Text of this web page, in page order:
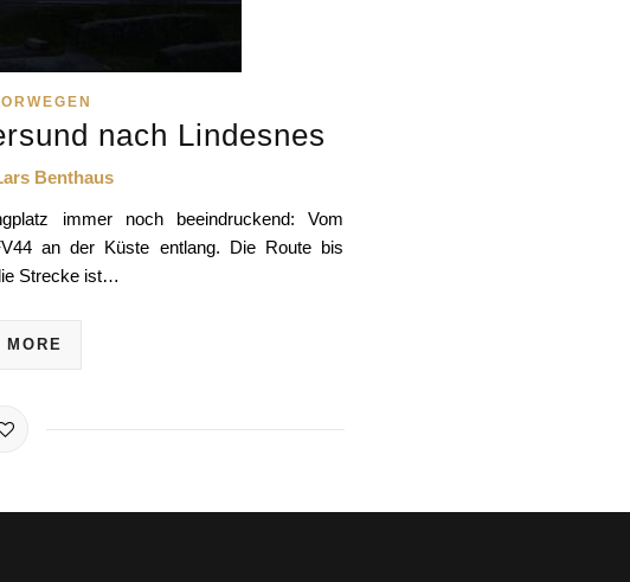
nach Lindesnes
Benthaus
immer noch beeindruckend: Vom
an der Küste entlang. Die Route bis
Strecke ist…
MORE